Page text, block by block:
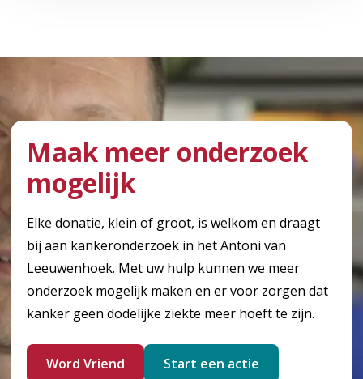
Maak meer onderzoek
mogelijk
Elke donatie, klein of groot, is welkom en draagt
bij aan kankeronderzoek in het Antoni van
Leeuwenhoek. Met uw hulp kunnen we meer
onderzoek mogelijk maken en er voor zorgen dat
kanker geen dodelijke ziekte meer hoeft te zijn.
Word Vriend Start een actie